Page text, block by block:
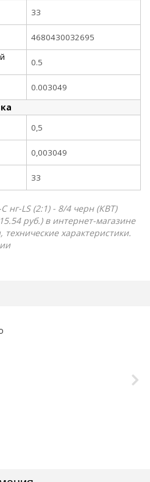
33
4680430032695
0.5
0.003049
0,5
0,003049
33
нг-LS (2:1) - 8/4 черн (КВТ)
руб.) в интернет-магазине
характеристики.